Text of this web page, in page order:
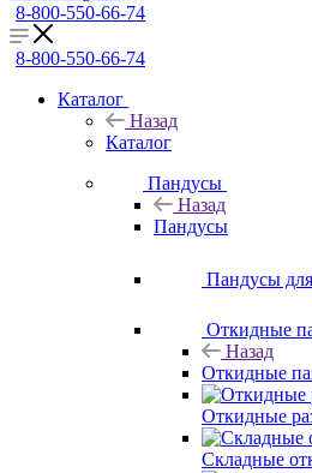
8-800-550-66-74
8-800-550-66-74
Каталог
Назад
Каталог
Пандусы
Назад
Пандусы
Пандусы
Откидные
Назад
Откидные
Откидные
Складные